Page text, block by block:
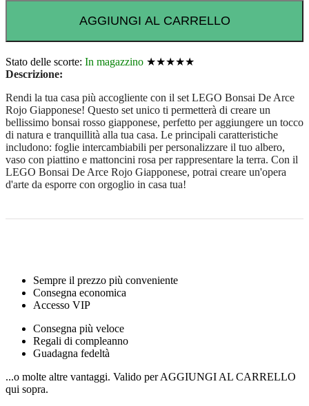
AGGIUNGI AL CARRELLO
Stato delle scorte: In magazzino ★★★★★
Descrizione:
Rendi la tua casa più accogliente con il set LEGO Bonsai De Arce
Rojo Giapponese! Questo set unico ti permetterà di creare un
bellissimo bonsai rosso giapponese, perfetto per aggiungere un tocco
di natura e tranquillità alla tua casa. Le principali caratteristiche
includono: foglie intercambiabili per personalizzare il tuo albero,
vaso con piattino e mattoncini rosa per rappresentare la terra. Con il
LEGO Bonsai De Arce Rojo Giapponese, potrai creare un'opera
d'arte da esporre con orgoglio in casa tua!
Sempre il prezzo più conveniente
Consegna economica
Accesso VIP
Consegna più veloce
Regali di compleanno
Guadagna fedeltà
...o molte altre vantaggi. Valido per AGGIUNGI AL CARRELLO
qui sopra.